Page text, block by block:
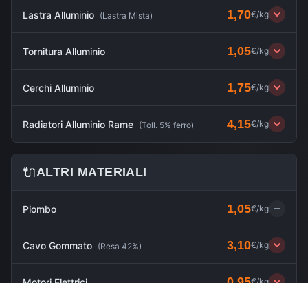
Lastra Alluminio (Lastra Mista) 1,70€/kg
Tornitura Alluminio 1,05€/kg
Cerchi Alluminio 1,75€/kg
Radiatori Alluminio Rame (Toll. 5% ferro) 4,15€/kg
🔌ALTRI MATERIALI
Piombo 1,05€/kg
Cavo Gommato (Resa 42%) 3,10€/kg